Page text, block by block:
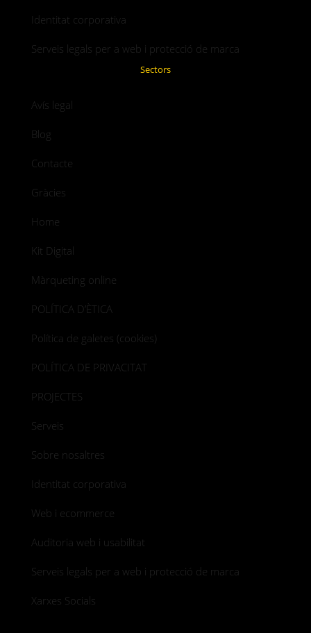
Identitat corporativa
Serveis legals per a web i protecció de marca
Sectors
Avís legal
Blog
Contacte
Gràcies
Home
Kit Digital
Màrqueting online
POLÍTICA D’ÈTICA
Política de galetes (cookies)
POLÍTICA DE PRIVACITAT
PROJECTES
Serveis
Sobre nosaltres
Identitat corporativa
Web i ecommerce
Auditoria web i usabilitat
Serveis legals per a web i protecció de marca
Xarxes Socials